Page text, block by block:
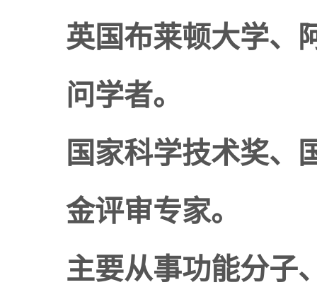
英国布莱顿大学、
问学者。
国家科学技术奖、
金评审专家。
主要从事功能分子